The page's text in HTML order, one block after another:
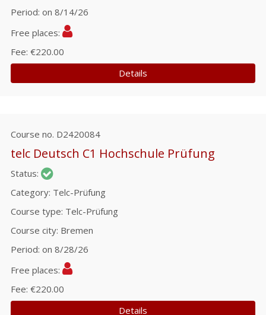
Period on 8/14/26
Free places
Fee €220.00
Details
Course no. D2420084
telc Deutsch C1 Hochschule Prüfung
Status
Category Telc-Prüfung
Course type Telc-Prüfung
Course city Bremen
Period on 8/28/26
Free places
Fee €220.00
Details